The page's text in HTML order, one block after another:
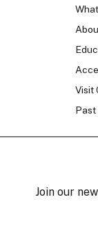
Visit
Past
Join our